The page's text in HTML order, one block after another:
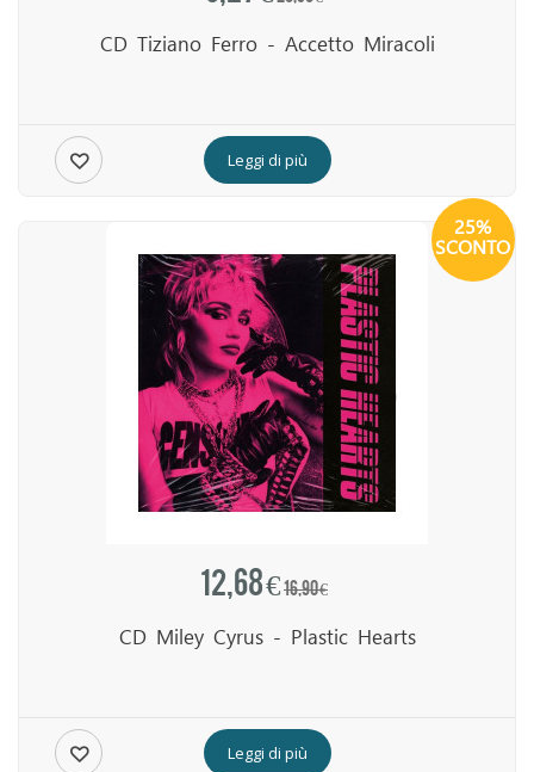
CD Tiziano Ferro - Accetto Miracoli
Leggi di più
12,68 €16,90 €
25%
SCONTO
CD Miley Cyrus - Plastic Hearts
Leggi di più